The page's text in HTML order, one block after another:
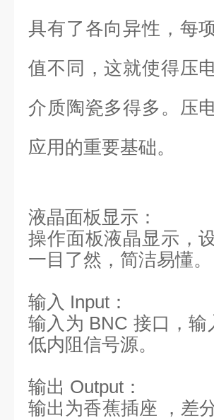
具有了各向异性，每
值不同，这就使得压
介质陶瓷多得多。压
应用的重要基础。
液晶面板显示：
操作面板液晶显示，
一目了然，简洁易懂。
输入 Input：
输入为 BNC 接口，
低内阻信号源。
输出 Output：
输出为香蕉插座 ，差